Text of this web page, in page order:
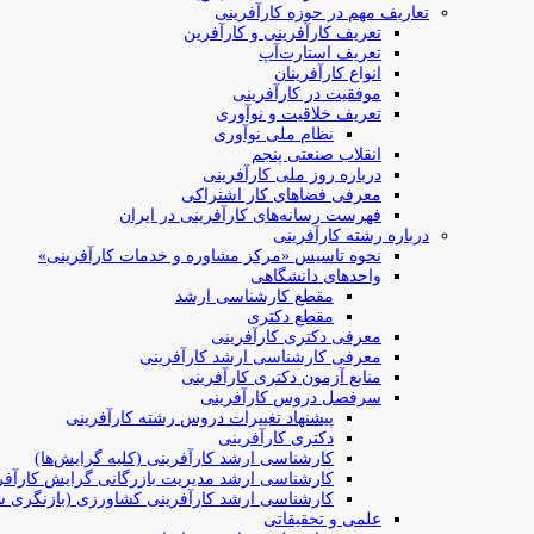
تعاریف مهم در حوزه کارآفرینی
تعریف کارآفرینی و کارآفرین
تعریف استارت‌آپ
انواع کارآفرینان
موفقیت در کارآفرینی
تعریف خلاقیت و نوآوری
نظام ملی نوآوری
انقلاب صنعتی پنجم
درباره روز ملی کارآفرینی
معرفی فضاهای کار اشتراکی
فهرست رسانه‌های کارآفرینی در ایران
درباره رشته کارآفرینی
نحوه تاسیس «مرکز مشاوره و خدمات کارآفرینی»
واحدهای دانشگاهی
مقطع کارشناسی ارشد
مقطع دکتری
معرفی دکتری کارآفرینی
معرفی کارشناسی ارشد کارآفرینی
منابع آزمون دکتری کارآفرینی
سرفصل دروس کارآفرینی
پیشنهاد تغییرات دروس رشته کارآفرینی
دکتری کارآفرینی
کارشناسی ارشد کارآفرینی (کلیه گرایش‌ها)
کارشناسی ارشد مدیریت بازرگانی گرایش
کارشناسی ارشد کارآفرینی کشاورزی (بازنگری
علمی و تحقیقاتی